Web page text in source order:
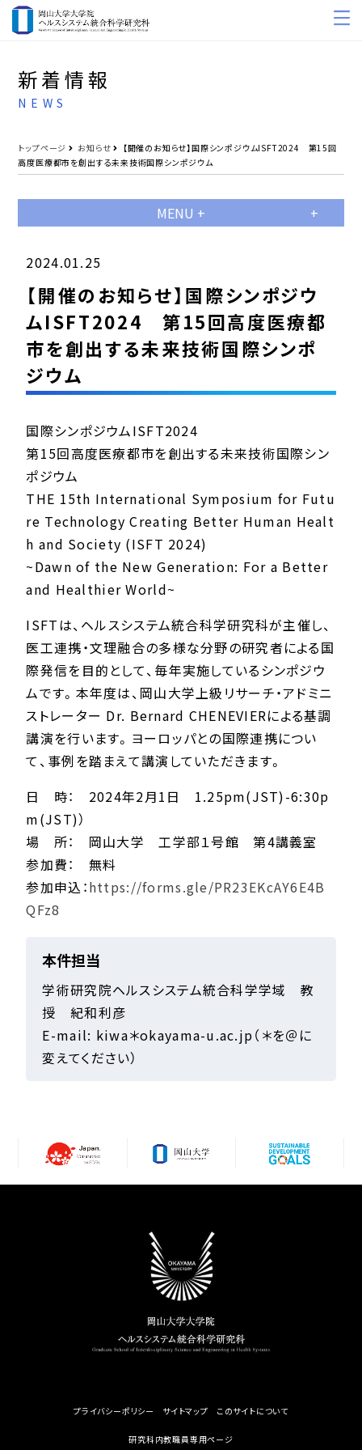
新着情報
NEWS
トップページ お知らせ
【開催のお知らせ】国際シンポジウムISFT2024 第15回
高度医療都市を創出する未来技術国際シンポジウム
MENU +
2024.01.25
【開催のお知らせ】国際シンポジウ
ムISFT2024 第15回高度医療都
市を創出する未来技術国際シンポ
ジウム
国際シンポジウムISFT2024
第15回高度医療都市を創出する未来技術国際シン
ポジウム
THE 15th International Symposium for Futu
re Technology Creating Better Human Healt
h and Society (ISFT 2024)
~Dawn of the New Generation: For a Better
and Healthier World~
ISFTは、ヘルスシステム統合科学研究科が主催し、
医工連携・文理融合の多様な分野の研究者による国
際発信を目的として、毎年実施しているシンポジウ
ムです。本年度は、岡山大学上級リサーチ・アドミニ
ストレーター Dr. Bernard CHENEVIERによる基調
講演を行います。ヨーロッパとの国際連携につい
て、事例を踏まえて講演していただきます。
日 時： 2024年2月1日 1.25pm(JST)-6:30p
m(JST)）
場 所： 岡山大学 工学部１号館 第4講義室
参加費： 無料
参加申込：https://forms.gle/PR23EKcAY6E4B
QFz8
本件担当
学術研究院ヘルスシステム統合科学学域 教
授 紀和利彦
E-mail: kiwa＊okayama-u.ac.jp（＊を＠に
変えてください）
プライバシーポリシー サイトマップ このサイトについて
研究科内教職員専用ページ